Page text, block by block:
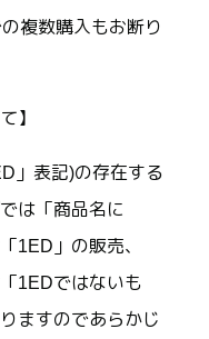
複数購入もお断り
】
」表記)の存在する
は「商品名に
1ED」の販売、
1EDではないも
ますのであらかじ